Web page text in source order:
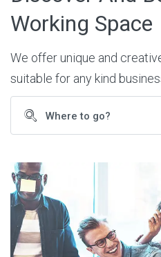
Working Space
We offer unique and
suitable for any kind